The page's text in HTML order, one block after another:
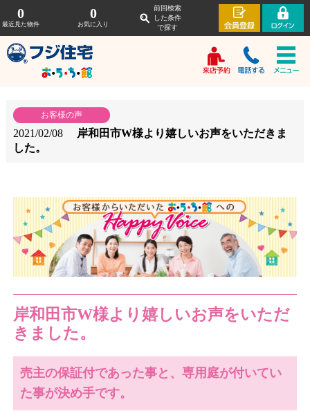
0
最近見た物件
0
お気に入り
前回検索
した条件
で探す
お客様の声
2021/02/08
岸和田市W様より嬉しいお声をいただきま
した。
岸和田市W様より嬉しいお声をいただ
きました。
売主の保証付であった事と、専用庭が付いてい
た事が決め手です。